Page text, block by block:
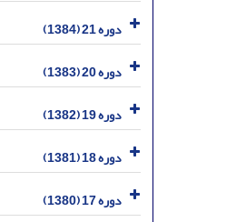
دوره 21 (1384)
دوره 20 (1383)
دوره 19 (1382)
دوره 18 (1381)
دوره 17 (1380)